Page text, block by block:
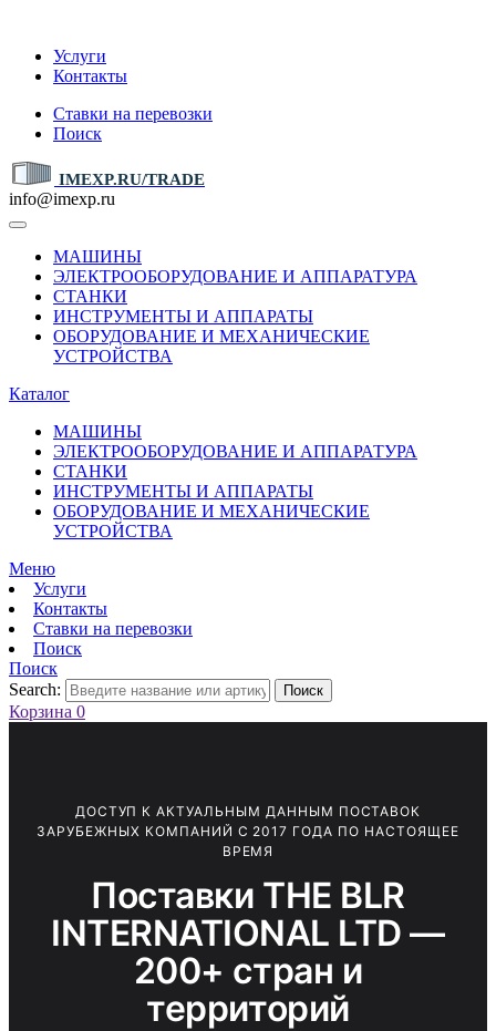
Услуги
Контакты
Ставки на перевозки
Поиск
IMEXP.RU/TRADE
info@imexp.ru
МАШИНЫ
ЭЛЕКТРООБОРУДОВАНИЕ И АППАРАТУРА
СТАНКИ
ИНСТРУМЕНТЫ И АППАРАТЫ
ОБОРУДОВАНИЕ И МЕХАНИЧЕСКИЕ
УСТРОЙСТВА
Каталог
МАШИНЫ
ЭЛЕКТРООБОРУДОВАНИЕ И АППАРАТУРА
СТАНКИ
ИНСТРУМЕНТЫ И АППАРАТЫ
ОБОРУДОВАНИЕ И МЕХАНИЧЕСКИЕ
УСТРОЙСТВА
Меню
Услуги
Контакты
Ставки на перевозки
Поиск
Поиск
Search:
Поиск
Корзина 0
ДОСТУП К АКТУАЛЬНЫМ ДАННЫМ ПОСТАВОК
ЗАРУБЕЖНЫХ КОМПАНИЙ С 2017 ГОДА ПО НАСТОЯЩЕЕ
ВРЕМЯ
Поставки THE BLR
INTERNATIONAL LTD —
200+ стран и
территорий